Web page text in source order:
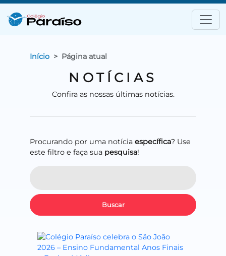
Início Página atual
NOTÍCIAS
Confira as nossas últimas notícias.
Procurando por uma notíciaespecífica? Use
este filtro e faça sua pesquisa!
Buscar